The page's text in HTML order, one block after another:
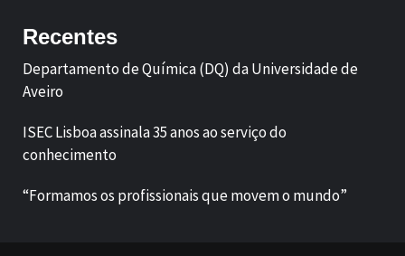
Recentes
Departamento de Química (DQ) da Universidade de
Aveiro
ISEC Lisboa assinala 35 anos ao serviço do
conhecimento
“Formamos os profissionais que movem o mundo”